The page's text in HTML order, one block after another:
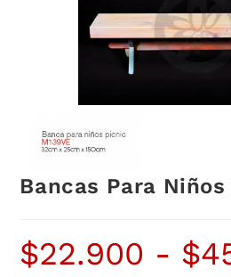
Bancas Para
$22.900 - $